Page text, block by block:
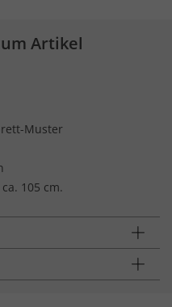
Artikel
Muster
105 cm.